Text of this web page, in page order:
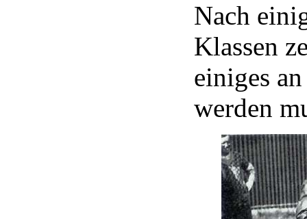
Nach
Klassen
einiges
werden